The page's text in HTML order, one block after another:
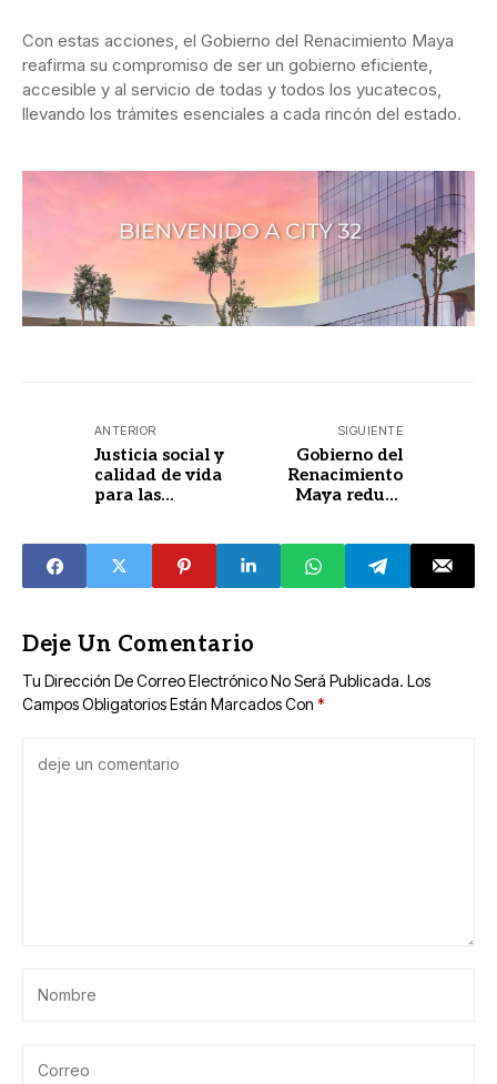
Con estas acciones, el Gobierno del Renacimiento Maya
reafirma su compromiso de ser un gobierno eficiente,
accesible y al servicio de todas y todos los yucatecos,
llevando los trámites esenciales a cada rincón del estado.
ANTERIOR
Justicia social y
calidad de vida
para las
SIGUIENTE
Gobierno del
Renacimiento
Maya reduce
Yucatán
Deje Un Comentario
Tu Dirección De Correo Electrónico No Será Publicada. Los
Campos Obligatorios Están Marcados Con *